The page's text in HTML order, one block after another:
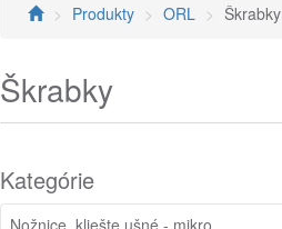
Produkty ORL Škrabky
Škrabky
Kategórie
Nožnice, kliešte ušné - mikro